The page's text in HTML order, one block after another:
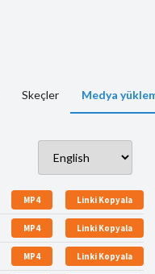
Skeçler Medya
MP4 Linki Kopyala
MP4 Linki Kopyala
MP4 Linki Kopyala